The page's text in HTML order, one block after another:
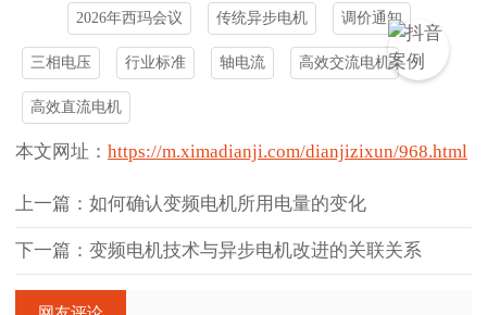
2026年西玛会议 传统异步电机 调价通知
三相电压 行业标准 轴电流 高效交流电机
高效直流电机
本文网址： https://m.ximadianji.com/dianjizixun/968.html
上一篇：如何确认变频电机所用电量的变化
下一篇：变频电机技术与异步电机改进的关联关系